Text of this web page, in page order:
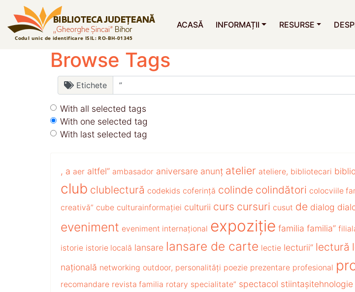
ACASĂ INFORMAȚII RESURSE
Browse Tags
Etichete
With all selected tags
With one selected tag
With last selected tag
, a aer altfel” ambasador aniversare anunț atelier ateliere, bibliotecari
club clublectură codekids coferință colinde colindători colocviile
creativă” cube culturainformației culturii curs cursuri cusut de dialog
eveniment eveniment internațional expoziție familia familia”
istorie istorie locală lansare lansare de carte lectie lecturii” lectură
națională networking outdoor, personalități poezie prezentare profesional
recomandare revista familia rotary specialitate” spectacol stiintașitehnologie